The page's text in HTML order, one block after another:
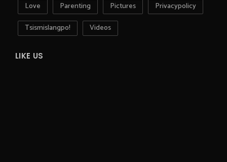
Love
Parenting Pictures
Privacypolicy
Tsismislangpo!
Videos
LIKE US